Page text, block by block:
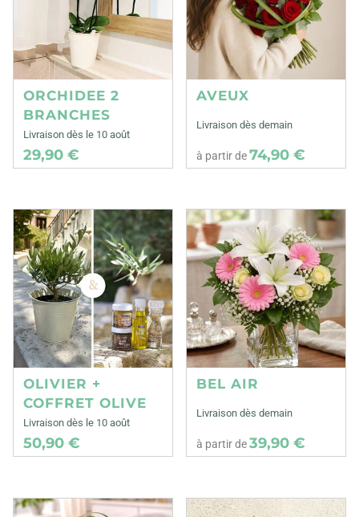
ORCHIDEE 2
BRANCHES
Livraison dès le 10 août
29,90 €
AVEUX
Livraison dès demain
à partir de74,90 €
OLIVIER +
COFFRET OLIVE
Livraison dès le 10 août
50,90 €
BEL AIR
Livraison dès demain
à partir de39,90 €